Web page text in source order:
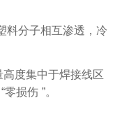
料分子相互渗透，冷
度集中于焊接线区
“零损伤 ”。